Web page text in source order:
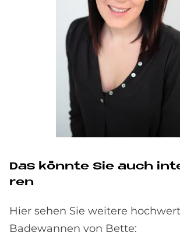
Das könn­te Sie auch
ren
Hier sehen Sie weitere
Badewannen von Bette: